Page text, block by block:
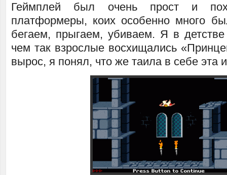
Геймплей был очень прост и
платформеры, коих особенно много
бегаем, прыгаем, убиваем. Я в детстве
чем так взрослые восхищались
вырос, я понял, что же таила в себе эта